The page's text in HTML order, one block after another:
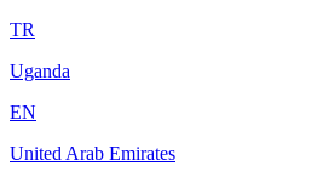
TR
Uganda
EN
United Arab Emirates